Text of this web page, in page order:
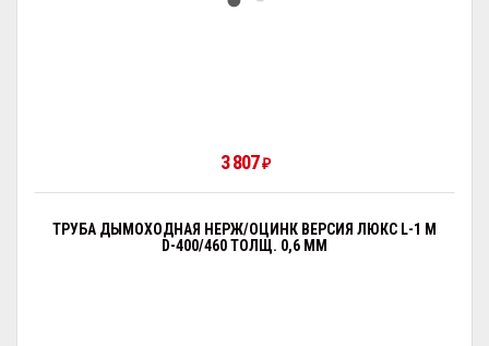
3 807₽
ТРУБА ДЫМОХОДНАЯ НЕРЖ/ОЦИНК ВЕРСИЯ ЛЮКС L-1 М
D-400/460 ТОЛЩ. 0,6 ММ